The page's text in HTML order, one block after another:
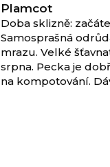
Plamcot
Doba sklizně:
Samosprašná
mrazu. Velké
srpna. Pecka je
na kompotování.